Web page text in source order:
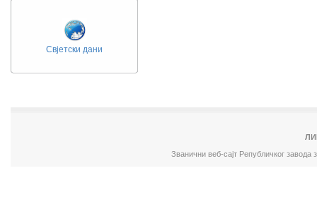
Свјетски дани
Званични веб-сајт Републичког